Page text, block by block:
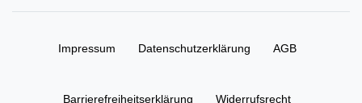
Impressum Daten­schutz­erklärung AGB
Barrierefreiheitserklärung Widerrufs­recht